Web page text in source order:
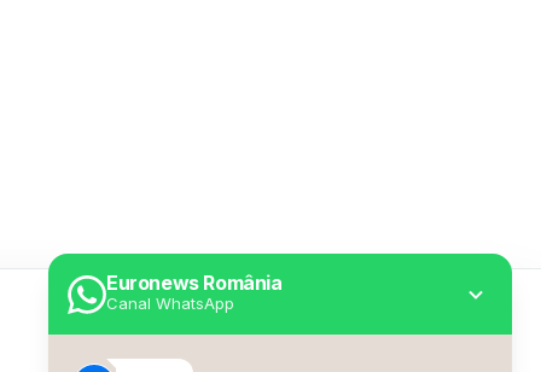
Euronews România
Canal WhatsApp